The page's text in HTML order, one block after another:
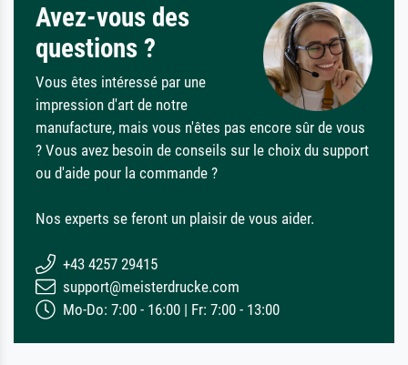
Avez-vous des
questions ?
Vous êtes intéressé par une
impression d'art de notre
manufacture, mais vous n'êtes pas encore sûr de vous
? Vous avez besoin de conseils sur le choix du support
ou d'aide pour la commande ?
Nos experts se feront un plaisir de vous aider.
+43 4257 29415
support@meisterdrucke.com
Mo-Do: 7:00 - 16:00 | Fr: 7:00 - 13:00